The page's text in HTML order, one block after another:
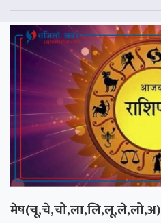
मेष(चू,चे,चो,ला,लि,लू,ले,लो,अ)